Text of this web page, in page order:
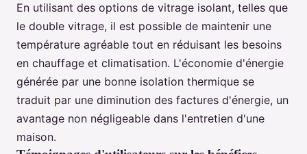
En utilisant des options de vitrage isolant, telles que
le double vitrage, il est possible de maintenir une
température agréable tout en réduisant les besoins
en chauffage et climatisation. L'économie d'énergie
générée par une bonne isolation thermique se
traduit par une diminution des factures d'énergie, un
avantage non négligeable dans l'entretien d'une
maison.